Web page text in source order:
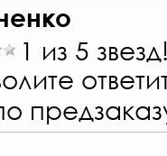
1 из 5